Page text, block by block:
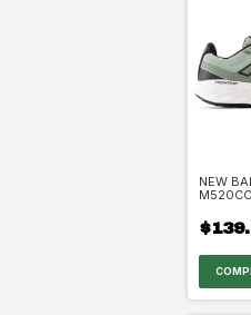
NEW